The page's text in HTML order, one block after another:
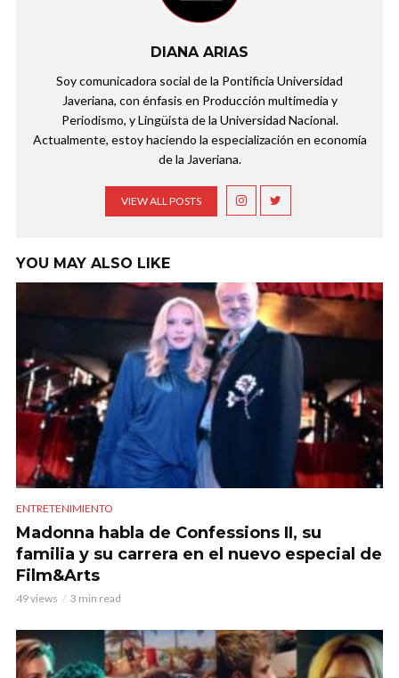
DIANA ARIAS
Soy comunicadora social de la Pontificia Universidad
Javeriana, con énfasis en Producción multimedia y
Periodismo, y Lingüista de la Universidad Nacional.
Actualmente, estoy haciendo la especialización en economía
de la Javeriana.
VIEW ALL POSTS
YOU MAY ALSO LIKE
ENTRETENIMIENTO
Madonna habla de Confessions II, su
familia y su carrera en el nuevo especial de
Film&Arts
49 views 3 min read